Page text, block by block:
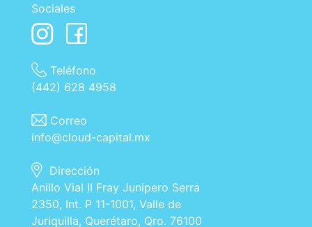
Sociales
Teléfono
(442) 628 4958
Correo
info@cloud-capital.mx
Dirección
Anillo Vial II Fray Junipero Serra
2350, Int. P 11-1001, Valle de
Juriquilla, Querétaro, Qro. 76100